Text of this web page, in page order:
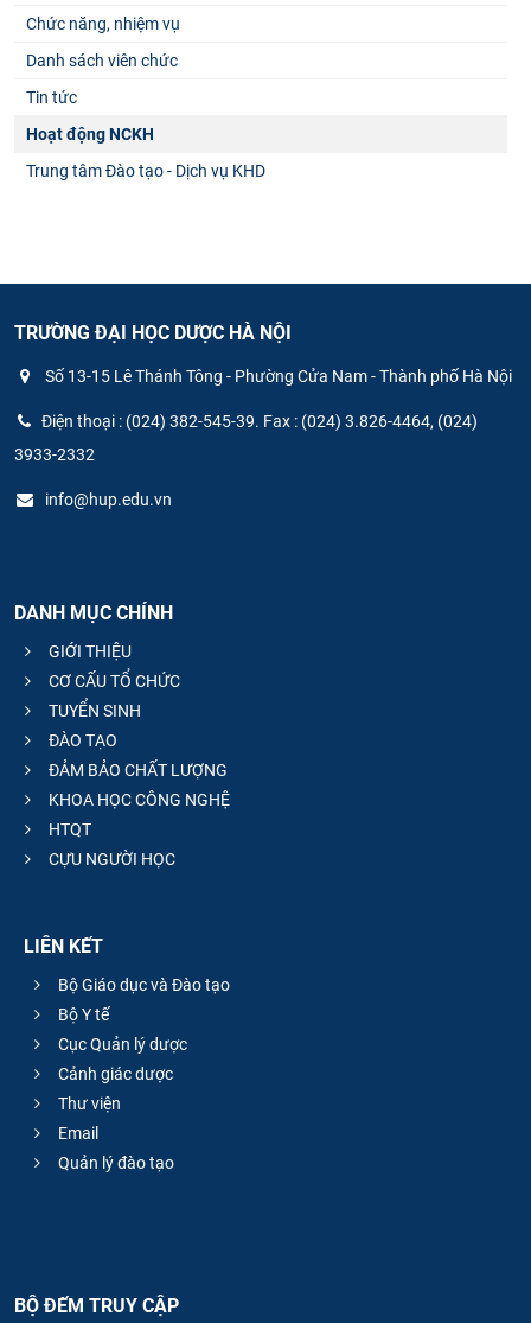
Chức năng, nhiệm vụ
Danh sách viên chức
Tin tức
Hoạt động NCKH
Trung tâm Đào tạo - Dịch vụ KHD
TRƯỜNG ĐẠI HỌC DƯỢC HÀ NỘI
Số 13-15 Lê Thánh Tông - Phường Cửa Nam - Thành phố Hà Nội
Điện thoại : (024) 382-545-39. Fax : (024) 3.826-4464, (024)
3933-2332
info@hup.edu.vn
DANH MỤC CHÍNH
GIỚI THIỆU
CƠ CẤU TỔ CHỨC
TUYỂN SINH
ĐÀO TẠO
ĐẢM BẢO CHẤT LƯỢNG
KHOA HỌC CÔNG NGHỆ
HTQT
CỰU NGƯỜI HỌC
LIÊN KẾT
Bộ Giáo dục và Đào tạo
Bộ Y tế
Cục Quản lý dược
Cảnh giác dược
Thư viện
Email
Quản lý đào tạo
BỘ ĐẾM TRUY CẬP